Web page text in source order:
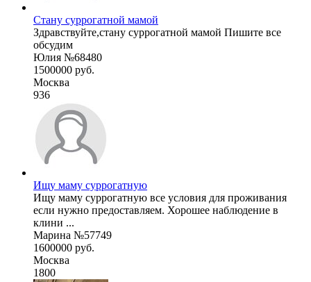
Стану суррогатной мамой
Здравствуйте,стану суррогатной мамой Пишите все
обсудим
Юлия №68480
1500000 руб.
Москва
936
Ищу маму суррогатную
Ищу маму суррогатную все условия для проживания
если нужно предоставляем. Хорошее наблюдение в
клини ...
Марина №57749
1600000 руб.
Москва
1800